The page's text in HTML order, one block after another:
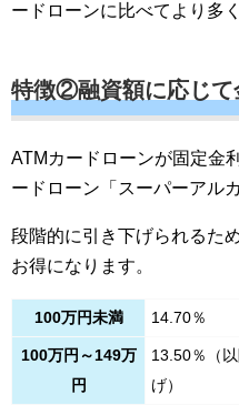
ードローンに比べてより多
特徴②融資額に応じて
ATMカードローンが固定金
ードローン「スーパーアル
段階的に引き下げられるた
お得になります。
100万円未満 14.70％
100万円～149万
円
13.50％（
げ）